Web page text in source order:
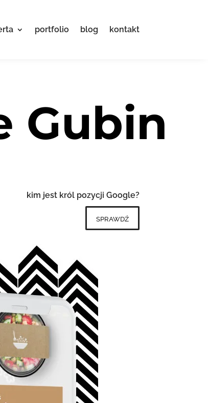
portfolio blog kontakt
Gubin
kim jest król pozycji Google?
sprawdź